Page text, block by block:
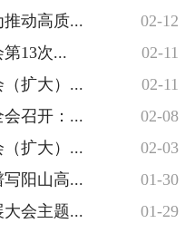
动高质...
02-12
13次...
02-11
扩大）...
02-11
召开：...
02-08
扩大）...
02-03
阳山高...
01-30
大会主题...
01-29